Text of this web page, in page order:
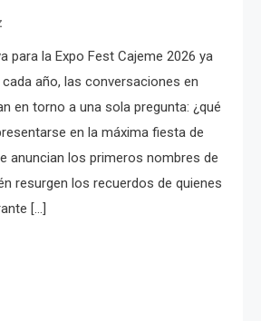
para la Expo Fest Cajeme 2026 ya
año, las conversaciones en
en torno a una sola pregunta: ¿qué
en la máxima fiesta de
anuncian los primeros nombres de
resurgen los recuerdos de quienes
[…]